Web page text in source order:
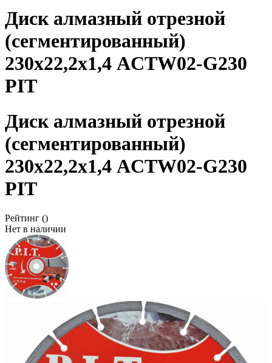
Диск алмазный отрезной
(сегментированный)
230х22,2х1,4 ACTW02-G230
PIT
Диск алмазный отрезной
(сегментированный)
230х22,2х1,4 ACTW02-G230
PIT
Рейтинг ()
Нет в наличии